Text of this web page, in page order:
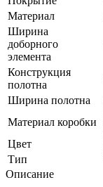
Материал
Ширина
доборного
элемента
Конструкция
полотна
Ширина полотна
Материал коробки
Цвет
Тип
Описание